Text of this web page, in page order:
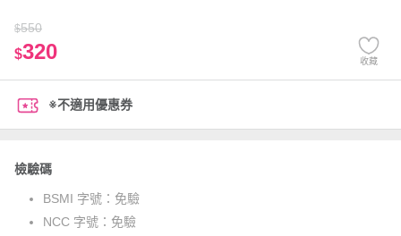
$550
$320 收藏
※不適用優惠券
檢驗碼
BSMI 字號： 免驗
NCC 字號： 免驗